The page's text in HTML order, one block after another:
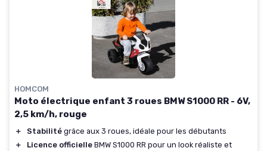
HOMCOM
Moto électrique enfant 3 roues BMW S1000 RR - 6V,
2,5 km/h, rouge
＋ Stabilité grâce aux 3 roues, idéale pour les débutants
＋
Licence officielle BMW S1000 RR pour un look réaliste et